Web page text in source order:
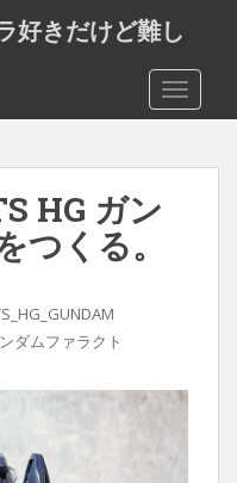
好きだけど難し
HG ガン
つくる。
ダムファラクト